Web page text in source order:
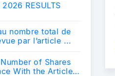
RESULTS
nombre total de
par l’article ...
of Shares
With the Article